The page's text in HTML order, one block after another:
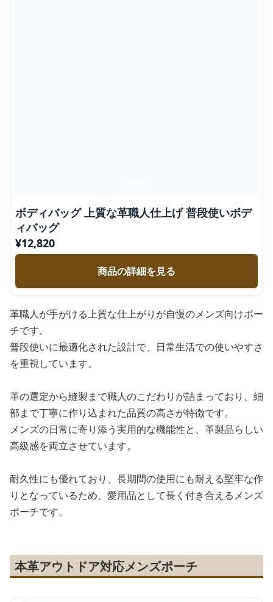
ボディバッグ 上質な革職人仕上げ 普段使いボデ
ィバッグ
¥12,820
商品の詳細を見る
革職人が手がける上質な仕上がりが自慢のメンズ向けポー
チです。
普段使いに最適化された設計で、日常生活での使いやすさ
を重視しています。
革の選定から縫製まで職人のこだわりが詰まっており、細
部まで丁寧に作り込まれた品質の高さが特徴です。
メンズの日常に寄り添う実用的な機能性と、革製品らしい
高級感を両立させています。
耐久性にも優れており、長期間の使用にも耐える堅牢な作
りとなっているため、愛用品として長く付き合えるメンズ
ポーチです。
本革アウトドア対応メンズポーチ